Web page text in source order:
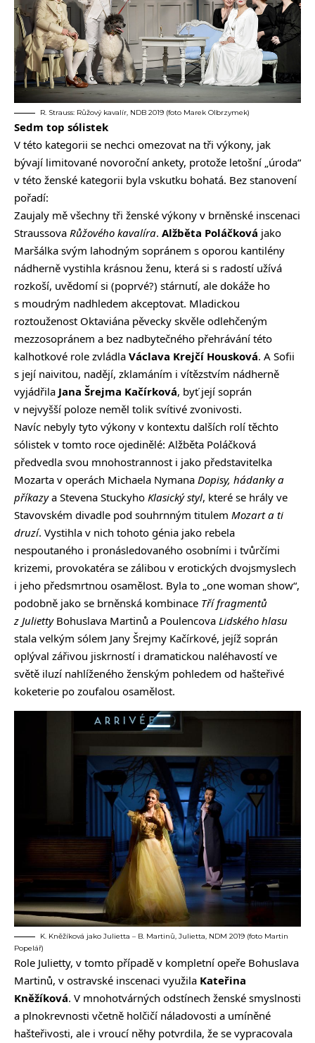
R. Strauss: Růžový kavalír, NDB 2019 (foto Marek Olbrzymek)
Sedm top sólistek
V této kategorii se nechci omezovat na tři výkony, jak
bývají limitované novoroční ankety, protože letošní „úroda“
v této ženské kategorii byla vskutku bohatá. Bez stanovení
pořadí:
Zaujaly mě všechny tři ženské výkony v brněnské inscenaci
Straussova Růžového kavalíra. Alžběta Poláčková jako
Maršálka svým lahodným sopránem s oporou kantilény
nádherně vystihla krásnou ženu, která si s radostí užívá
rozkoší, uvědomí si (poprvé?) stárnutí, ale dokáže ho
s moudrým nadhledem akceptovat. Mladickou
roztouženost Oktaviána pěvecky skvěle odlehčeným
mezzosopránem a bez nadbytečného přehrávání této
kalhotkové role zvládla Václava Krejčí Housková. A Sofii
s její naivitou, nadějí, zklamáním i vítězstvím nádherně
vyjádřila Jana Šrejma Kačírková, byť její soprán
v nejvyšší poloze neměl tolik svítivé zvonivosti.
Navíc nebyly tyto výkony v kontextu dalších rolí těchto
sólistek v tomto roce ojedinělé: Alžběta Poláčková
předvedla svou mnohostrannost i jako představitelka
Mozarta v operách Michaela Nymana Dopisy, hádanky a
příkazya Stevena Stuckyho Klasický styl, které se hrály ve
Stavovském divadle pod souhrnným titulem Mozart a ti
druzí. Vystihla v nich tohoto génia jako rebela
nespoutaného i pronásledovaného osobními i tvůrčími
krizemi, provokatéra se zálibou v erotických dvojsmyslech
i jeho předsmrtnou osamělost. Byla to „one woman show“,
podobně jako se brněnská kombinace Tří fragmentů
z JuliettyBohuslava Martinů a Poulencova Lidského hlasu
stala velkým sólem Jany Šrejmy Kačírkové, jejíž soprán
oplýval zářivou jiskrností i dramatickou naléhavostí ve
světě iluzí nahlíženého ženským pohledem od hašteřivé
koketerie po zoufalou osamělost.
K. Kněžíková jako Julietta – B. Martinů, Julietta, NDM 2019 (foto Martin
Popelář)
Role Julietty, v tomto případě v kompletní opeře Bohuslava
Martinů, v ostravské inscenaci využila Kateřina
Kněžíková. V mnohotvárných odstínech ženské smyslnosti
a plnokrevnosti včetně holčičí náladovosti a umíněné
hašteřivosti, ale i vroucí něhy potvrdila, že se vypracovala